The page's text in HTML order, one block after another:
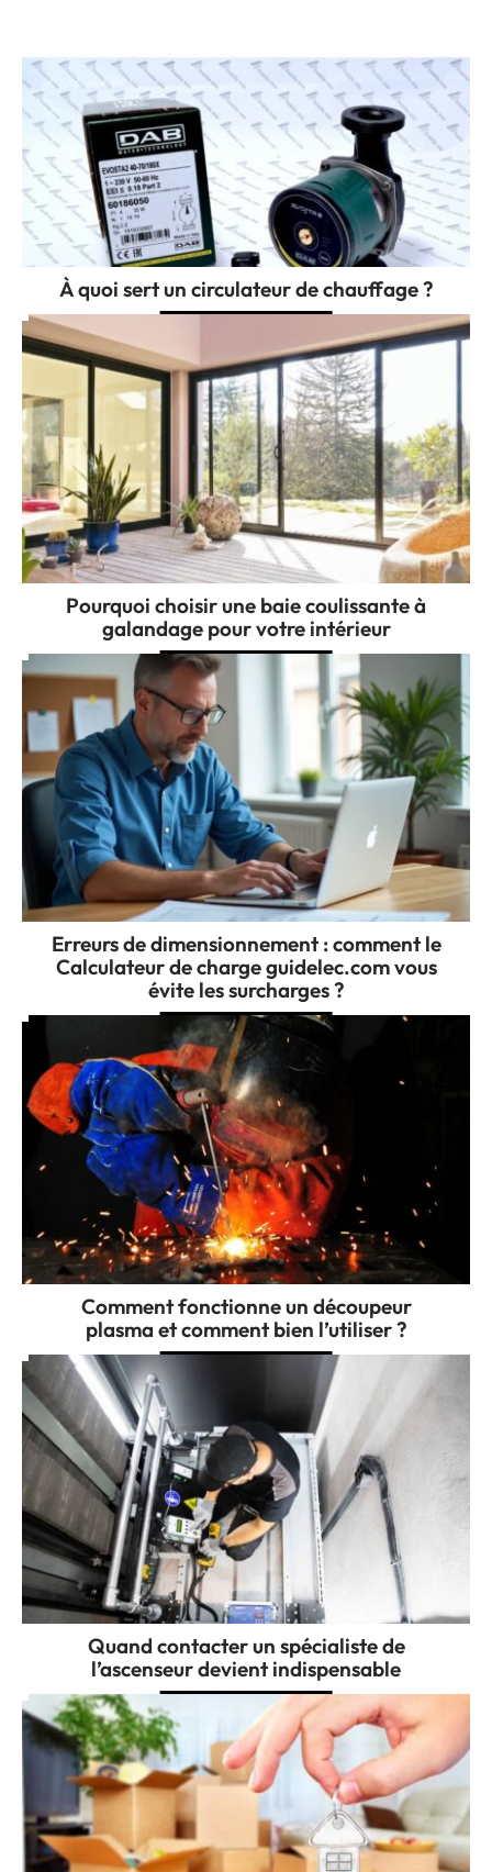
À quoi sert un circulateur de chauffage ?
Pourquoi choisir une baie coulissante à
galandage pour votre intérieur
Erreurs de dimensionnement : comment le
Calculateur de charge guidelec.com vous
évite les surcharges ?
Comment fonctionne un découpeur
plasma et comment bien l’utiliser ?
Quand contacter un spécialiste de
l’ascenseur devient indispensable